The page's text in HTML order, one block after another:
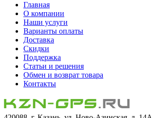
Главная
О компании
Наши услуги
Варианты оплаты
Доставка
Скидки
Поддержка
Статьи и решения
Обмен и возврат товара
Контакты